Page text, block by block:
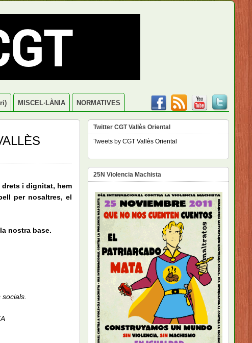
MISCEL·LÀNIA NORMATIVES
drets i dignitat, hem
per nosaltres, el
nostra base.
Twitter CGT Vallès Oriental
Tweets by CGT Vallès Oriental
25N Violencia Machista